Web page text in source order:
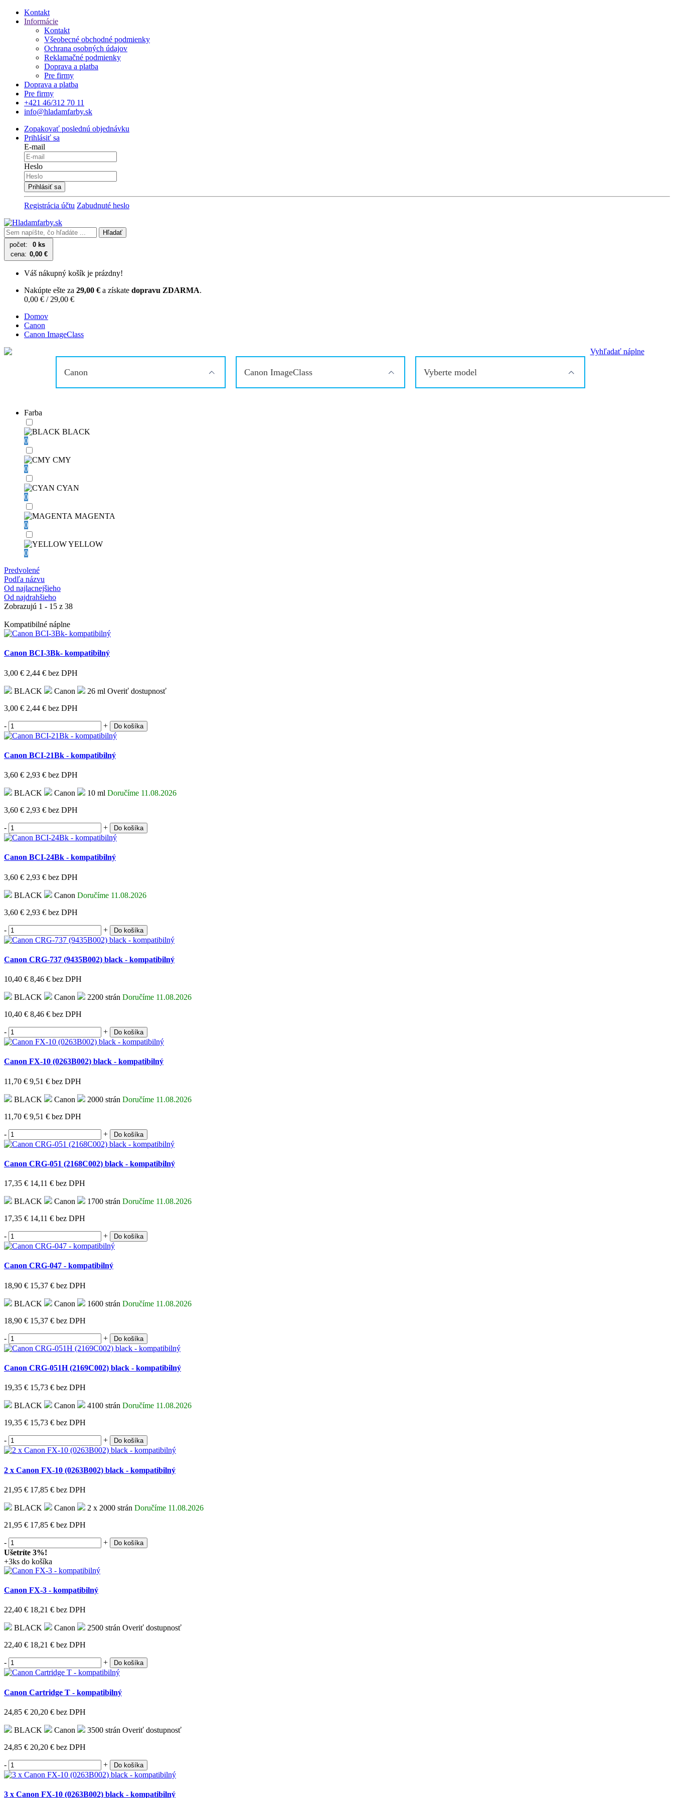
Kontakt
Informácie
Kontakt
Všeobecné obchodné podmienky
Ochrana osobných údajov
Reklamačné podmienky
Doprava a platba
Pre firmy
Doprava a platba
Pre firmy
+421 46/312 70 11
info@hladamfarby.sk
Zopakovať poslednú objednávku
Prihlásiť sa
E-mail
Heslo
Registrácia účtu Zabudnuté heslo
Hľadať
počet:
0 ks
cena: 0,00 €
Váš nákupný košík je prázdny!
Nakúpte ešte za 29,00 € a získate dopravu ZDARMA.
0,00 € / 29,00 €
Domov
Canon
Canon ImageClass
Canon Canon ImageClass Vyberte model
Vyhľadať náplne
Farba
BLACK
0
CMY
0
CYAN
0
MAGENTA
0
YELLOW
0
Predvolené
Podľa názvu
Od najlacnejšieho
Od najdrahšieho
Zobrazujú 1 - 15 z 38
Kompatibilné náplne
Canon BCI-3Bk- kompatibilný
3,00 € 2,44 € bez DPH
BLACK Canon 26 ml Overiť dostupnosť
3,00 € 2,44 € bez DPH
- + Do košíka
Canon BCI-21Bk - kompatibilný
3,60 € 2,93 € bez DPH
BLACK Canon 10 ml Doručíme 11.08.2026
3,60 € 2,93 € bez DPH
- + Do košíka
Canon BCI-24Bk - kompatibilný
3,60 € 2,93 € bez DPH
BLACK Canon Doručíme 11.08.2026
3,60 € 2,93 € bez DPH
- + Do košíka
Canon CRG-737 (9435B002) black - kompatibilný
10,40 € 8,46 € bez DPH
BLACK Canon 2200 strán Doručíme 11.08.2026
10,40 € 8,46 € bez DPH
- + Do košíka
Canon FX-10 (0263B002) black - kompatibilný
11,70 € 9,51 € bez DPH
BLACK Canon 2000 strán Doručíme 11.08.2026
11,70 € 9,51 € bez DPH
- + Do košíka
Canon CRG-051 (2168C002) black - kompatibilný
17,35 € 14,11 € bez DPH
BLACK Canon 1700 strán Doručíme 11.08.2026
17,35 € 14,11 € bez DPH
- + Do košíka
Canon CRG-047 - kompatibilný
18,90 € 15,37 € bez DPH
BLACK Canon 1600 strán Doručíme 11.08.2026
18,90 € 15,37 € bez DPH
- + Do košíka
Canon CRG-051H (2169C002) black - kompatibilný
19,35 € 15,73 € bez DPH
BLACK Canon 4100 strán Doručíme 11.08.2026
19,35 € 15,73 € bez DPH
- + Do košíka
2 x Canon FX-10 (0263B002) black - kompatibilný
21,95 € 17,85 € bez DPH
BLACK Canon 2 x 2000 strán Doručíme 11.08.2026
21,95 € 17,85 € bez DPH
- + Do košíka
Ušetríte 3%!
+3ks do košíka
Canon FX-3 - kompatibilný
22,40 € 18,21 € bez DPH
BLACK Canon 2500 strán Overiť dostupnosť
22,40 € 18,21 € bez DPH
- + Do košíka
Canon Cartridge T - kompatibilný
24,85 € 20,20 € bez DPH
BLACK Canon 3500 strán Overiť dostupnosť
24,85 € 20,20 € bez DPH
- + Do košíka
3 x Canon FX-10 (0263B002) black - kompatibilný